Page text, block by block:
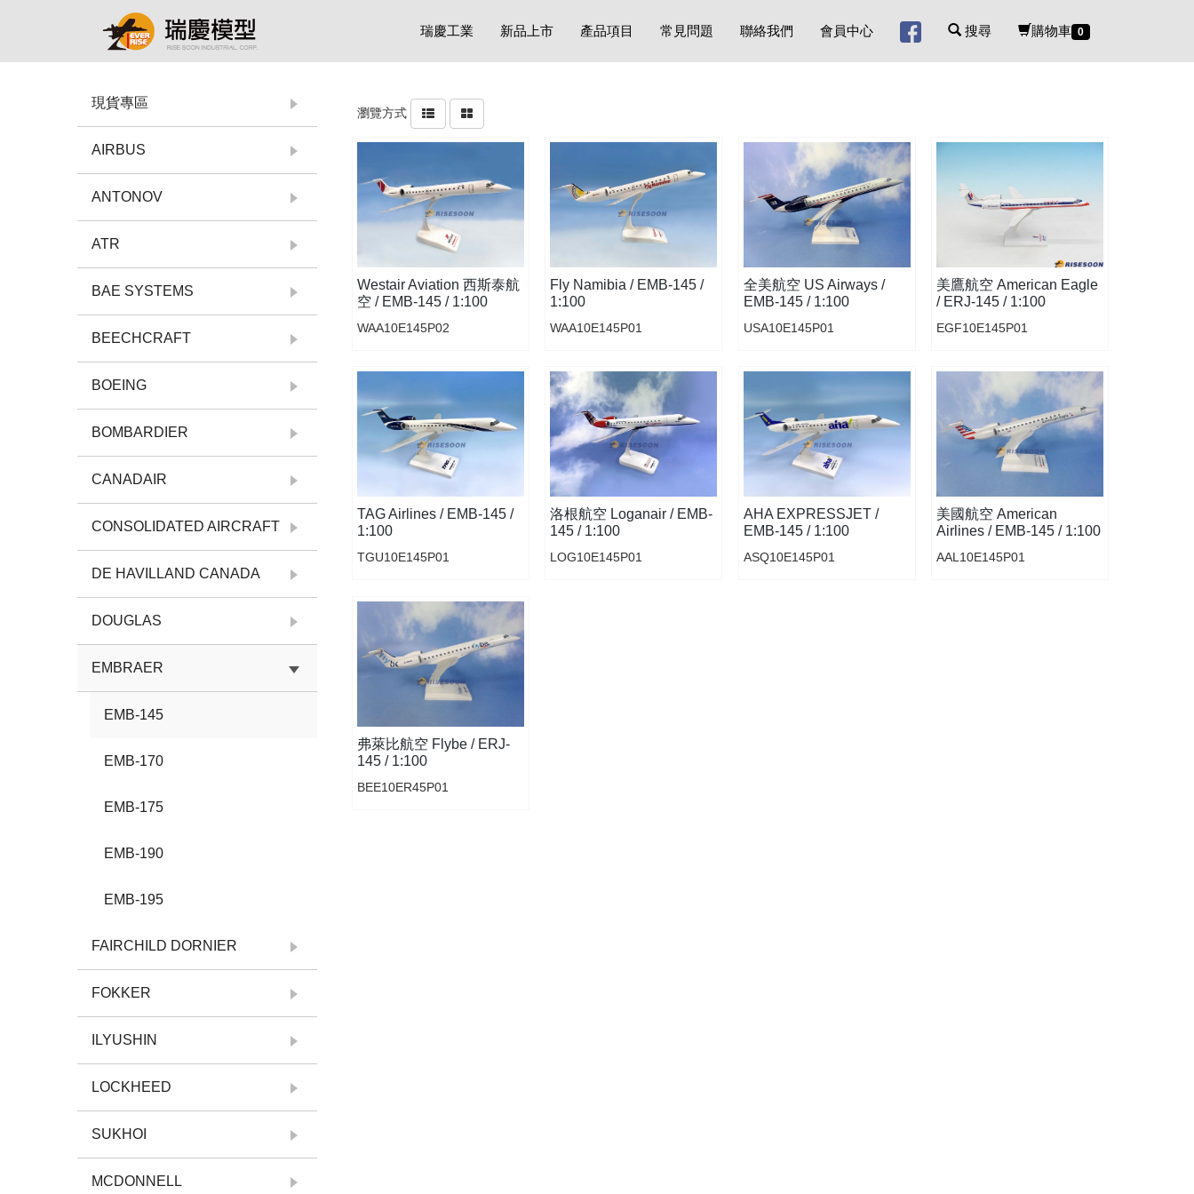
瑞慶工業 新品上市 產品項目 常見問題 聯絡我們 會員中心 搜尋 購物車 0
現貨專區
AIRBUS
ANTONOV
ATR
BAE SYSTEMS
BEECHCRAFT
BOEING
BOMBARDIER
CANADAIR
CONSOLIDATED AIRCRAFT
DE HAVILLAND CANADA
DOUGLAS
EMBRAER
EMB-145
EMB-170
EMB-175
EMB-190
EMB-195
FAIRCHILD DORNIER
FOKKER
ILYUSHIN
LOCKHEED
SUKHOI
MCDONNELL
瀏覽方式
Westair Aviation 西斯泰航
空 / EMB-145 / 1:100
WAA10E145P02
Fly Namibia / EMB-145 /
1:100
WAA10E145P01
全美航空 US Airways /
EMB-145 / 1:100
USA10E145P01
美鷹航空 American Eagle
/ ERJ-145 / 1:100
EGF10E145P01
TAG Airlines / EMB-145 /
1:100
TGU10E145P01
洛根航空 Loganair / EMB-
145 / 1:100
LOG10E145P01
AHA EXPRESSJET /
EMB-145 / 1:100
ASQ10E145P01
美國航空 American
Airlines / EMB-145 / 1:100
AAL10E145P01
弗萊比航空 Flybe / ERJ-
145 / 1:100
BEE10ER45P01